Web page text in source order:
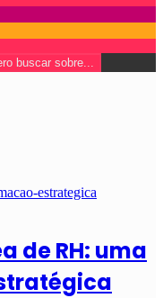
buscar sobre...
de RH: uma